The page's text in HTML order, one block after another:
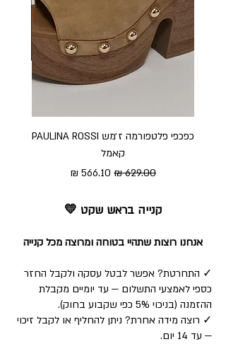
כפכפי פלטפורמה ז׳מש PAULINA ROSSI
קאמל
מחיר רגיל מחיר מבצע
קנייה בראש שקט 💛
אנחנו רוצות שתהיי בטוחה ומרוצה מכל קנייה
✓ התחרטת? אפשר לבטל עסקה ולקבל החזר
כספי לאמצעי התשלום — עד יומיים מקבלת
ההזמנה (בניכוי 5% כפי שקבוע בחוק).
✓ רוצה מידה אחרת? ניתן להחליף או לקבל זיכוי
— עד 14 יום.